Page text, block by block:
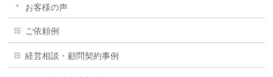
お客様の声
ご依頼例
経営相談・顧問契約事例